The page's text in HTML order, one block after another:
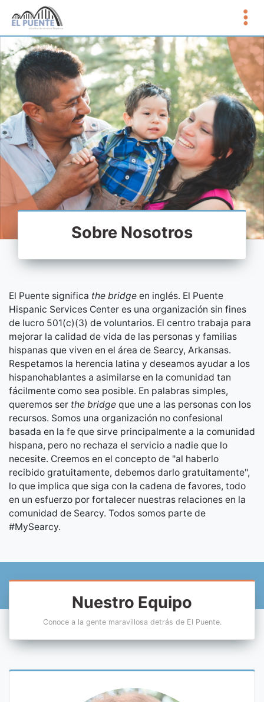
Sobre Nosotros
El Puente significa the bridge en inglés. El Puente
Hispanic Services Center es una organización sin fines
de lucro 501(c)(3) de voluntarios. El centro trabaja para
mejorar la calidad de vida de las personas y familias
hispanas que viven en el área de Searcy, Arkansas.
Respetamos la herencia latina y deseamos ayudar a los
hispanohablantes a asimilarse en la comunidad tan
fácilmente como sea posible. En palabras simples,
queremos ser the bridge que une a las personas con los
recursos. Somos una organización no confesional
basada en la fe que sirve principalmente a la comunidad
hispana, pero no rechaza el servicio a nadie que lo
necesite. Creemos en el concepto de "al haberlo
recibido gratuitamente, debemos darlo gratuitamente",
lo que implica que siga con la cadena de favores, todo
en un esfuerzo por fortalecer nuestras relaciones en la
comunidad de Searcy. Todos somos parte de
#MySearcy.
Nuestro Equipo
Conoce a la gente maravillosa detrás de El Puente.